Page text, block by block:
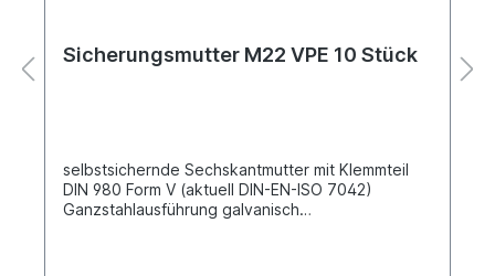
Sicherungsmutter M22 VPE 10 Stück
selbstsichernde Sechskantmutter mit Klemmteil
DIN 980 Form V (aktuell DIN-EN-ISO 7042)
Ganzstahlausführung galvanisch